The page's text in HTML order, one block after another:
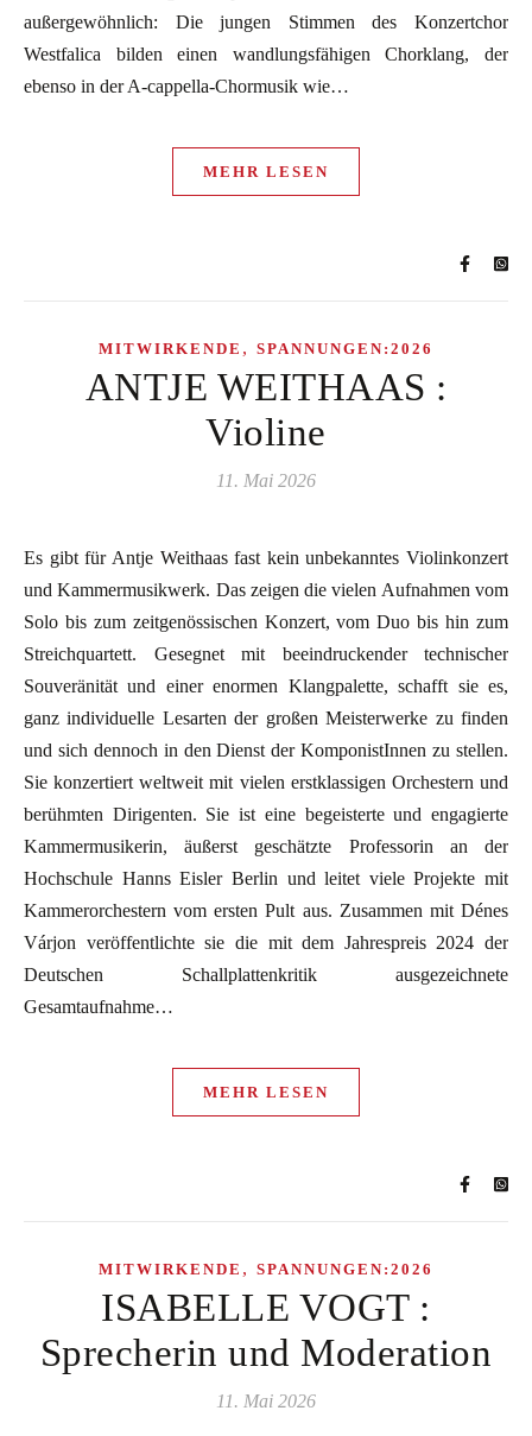
außergewöhnlich: Die jungen Stimmen des Konzertchor
Westfalica bilden einen wandlungsfähigen Chorklang, der
ebenso in der A-cappella-Chormusik wie…
MEHR LESEN
MITWIRKENDE , SPANNUNGEN:2026
ANTJE WEITHAAS :
Violine
11. Mai 2026
Es gibt für Antje Weithaas fast kein unbekanntes Violinkonzert
und Kammermusikwerk. Das zeigen die vielen Aufnahmen vom
Solo bis zum zeitgenössischen Konzert, vom Duo bis hin zum
Streichquartett. Gesegnet mit beeindruckender technischer
Souveränität und einer enormen Klangpalette, schafft sie es,
ganz individuelle Lesarten der großen Meisterwerke zu finden
und sich dennoch in den Dienst der KomponistInnen zu stellen.
Sie konzertiert weltweit mit vielen erstklassigen Orchestern und
berühmten Dirigenten. Sie ist eine begeisterte und engagierte
Kammermusikerin, äußerst geschätzte Professorin an der
Hochschule Hanns Eisler Berlin und leitet viele Projekte mit
Kammerorchestern vom ersten Pult aus. Zusammen mit Dénes
Várjon veröffentlichte sie die mit dem Jahrespreis 2024 der
Deutschen Schallplattenkritik ausgezeichnete
Gesamtaufnahme…
MEHR LESEN
MITWIRKENDE , SPANNUNGEN:2026
ISABELLE VOGT :
Sprecherin und Moderation
11. Mai 2026